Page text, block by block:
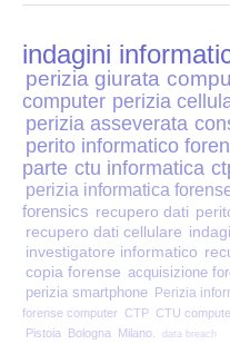
Perizia Stalking
Perizia Cyber
Incarichi CTU e
Perizia Centralini
Perizia Estimo
Perizia Documento
indagini
perizia giurata
computer perizia
perizia asseverata
perito informatico
parte ctu informatica
perizia informatica
forensics recupero dati
recupero dati cellulare
investigatore informatico
copia forense acquisizione
perizia smartphone Perizia
forense computer CTP CTU
Pistoia
Bologna Milano. data breach